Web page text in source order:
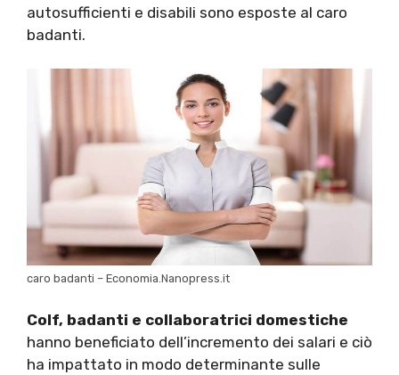
autosufficienti e disabili sono esposte al caro
badanti.
caro badanti – Economia.Nanopress.it
Colf, badanti e collaboratrici domestiche
hanno beneficiato dell’incremento dei salari e ciò
ha impattato in modo determinante sulle